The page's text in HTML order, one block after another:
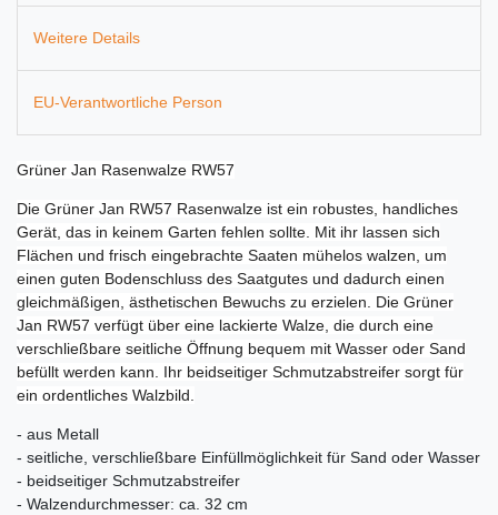
Weitere Details
EU-Verantwortliche Person
Grüner Jan Rasenwalze RW57
Die Grüner Jan RW57 Rasenwalze ist ein robustes, handliches
Gerät, das in keinem Garten fehlen sollte. Mit ihr lassen sich
Flächen und frisch eingebrachte Saaten mühelos walzen, um
einen guten Bodenschluss des Saatgutes und dadurch einen
gleichmäßigen, ästhetischen Bewuchs zu erzielen. Die Grüner
Jan RW57 verfügt über eine lackierte Walze, die durch eine
verschließbare seitliche Öffnung bequem mit Wasser oder Sand
befüllt werden kann. Ihr beidseitiger Schmutzabstreifer sorgt für
ein ordentliches Walzbild.
- aus Metall
- seitliche, verschließbare Einfüllmöglichkeit für Sand oder Wasser
- beidseitiger Schmutzabstreifer
- Walzendurchmesser: ca. 32 cm